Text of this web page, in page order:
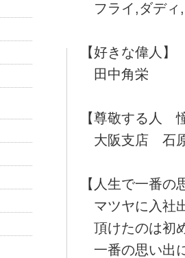
フライ,ダデ
【好きな偉人】
田中角栄
【尊敬する人
大阪支店 石
【人生で一番の
マツヤに入社
頂けたのは初
一番の思い出